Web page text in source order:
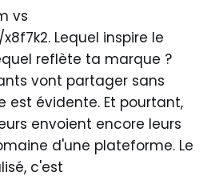
vs
Lequel inspire le
reflète ta marque ?
vont partager sans
est évidente. Et pourtant,
envoient encore leurs
d'une plateforme. Le
c'est